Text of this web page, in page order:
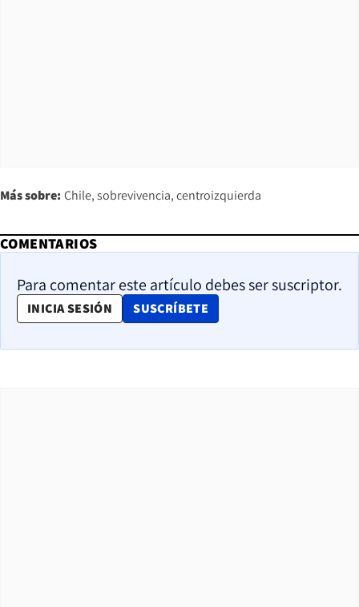
Más sobre: Chile sobrevivencia centroizquierda
COMENTARIOS
Para comentar este artículo debes ser suscriptor.
INICIA SESIÓN SUSCRÍBETE
OPENS IN NEW WINDOW